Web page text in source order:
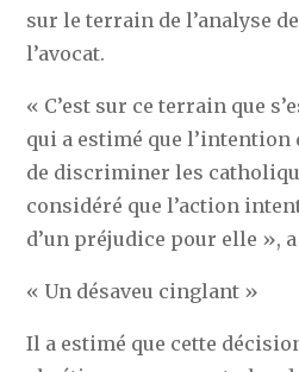
sur le terrain de l’analyse
l’avocat.
« C’est sur ce terrain que
qui a estimé que l’intention
de discriminer les
considéré que l’action
d’un préjudice pour elle »,
« Un désaveu cinglant »
Il a estimé que cette